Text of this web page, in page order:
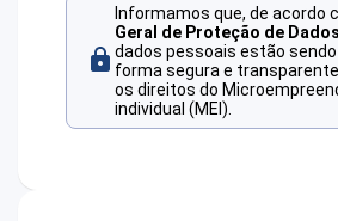
Informamos que, de acordo
Geral de Proteção de
dados pessoais estão
forma segura e
os direitos do
individual (MEI).